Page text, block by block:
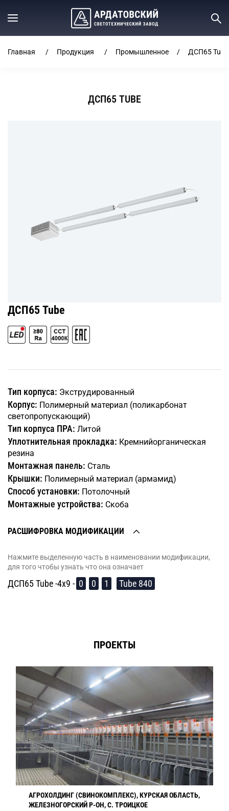
Главная Продукция Промышленное ДСП65 Tube
ДСП65 TUBE
ДСП65 Tube
Тип корпуса: Экструдированный
Корпус: Полимерный материал (поликарбонат
светопропускающий)
Тип корпуса ПРА: Литой
Уплотнительная прокладка: Кремнийорганическая
резина
Монтажная панель: Сталь
Крышки: Полимерный материал (армамид)
Способ установки: Потолочный
Монтажные устройства: Скоба
РАСШИФРОВКА МОДИФИКАЦИИ
Нажмите выделенную часть в наименовании модификации,
для того чтобы узнать что она означает
ДСП65 Tube -4х9 - 0 0 1 Tube 840
ПРОЕКТЫ
АГРОХОЛДИНГ (СВИНОКОМПЛЕКС), КУРСКАЯ ОБЛАСТЬ,
ЖЕЛЕЗНОГОРСКИЙ Р-ОН, С. ТРОИЦКОЕ